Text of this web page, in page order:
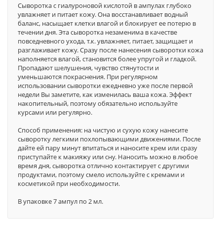
Сыворотка с гиалуроновой кислотой в ампулах глубоко
увлажняет и питает кожу. Она восстанавливает водный
баланс, насыщает клетки влагой и блокирует ее потерю в
течении дня. Эта сыворотка незаменима в качестве
повседневного ухода, т.к. увлажняет, питает, защищает и
разглаживает кожу. Сразу после нанесения сыворотки кожа
наполняется влагой, становится более упругой и гладкой.
Пропадают шелушения, чувство стянутости и
уменьшаются покраснения. При регулярном
использовании сыворотки ежедневно уже после первой
недели Вы заметите, как изменилась ваша кожа. Эффект
накопительный, поэтому обязательно используйте
курсами или регулярно.
Способ применения: на чистую и сухую кожу нанесите
сыворотку легкими похлопывающими движениями. После
дайте ей пару минут впитаться и наносите крем или сразу
приступайте к макияжу или сну. Наносить можно в любое
время дня, сыворотка отлично контактирует с другими
продуктами, поэтому смело используйте с кремами и
косметикой при необходимости.
В упаковке 7 ампул по 2 мл.